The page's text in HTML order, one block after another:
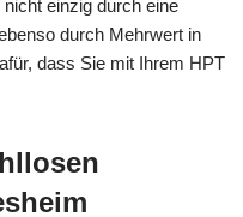
einzig durch eine
durch Mehrwert in
dass Sie mit Ihrem HPT